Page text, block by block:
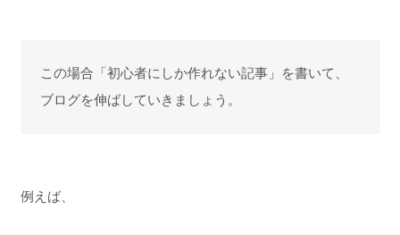
この場合「初心者にしか作れない記事」を書いて、
ブログを伸ばしていきましょう。
例えば、